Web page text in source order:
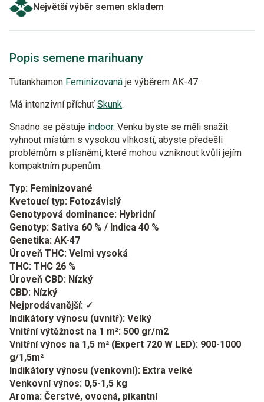
Největší výběr semen skladem
Popis semene marihuany
Tutankhamon Feminizovaná je výběrem AK-47.
Má intenzivní příchuť Skunk.
Snadno se pěstuje indoor. Venku byste se měli snažit
vyhnout místům s vysokou vlhkostí, abyste předešli
problémům s plísněmi, které mohou vzniknout kvůli jejím
kompaktním pupenům.
Typ: Feminizované
Kvetoucí typ: Fotozávislý
Genotypová dominance: Hybridní
Genotyp: Sativa 60 % / Indica 40 %
Genetika: AK-47
Úroveň THC: Velmi vysoká
THC: THC 26 %
Úroveň CBD: Nízký
CBD: Nízký
Nejprodávanější: ✓
Indikátory výnosu (uvnitř): Velký
Vnitřní výtěžnost na 1 m²: 500 gr/m2
Vnitřní výnos na 1,5 m² (Expert 720 W LED): 900-1000
g/1,5m²
Indikátory výnosu (venkovní): Extra velké
Venkovní výnos: 0,5-1,5 kg
Aroma: Čerstvé, ovocná, pikantní